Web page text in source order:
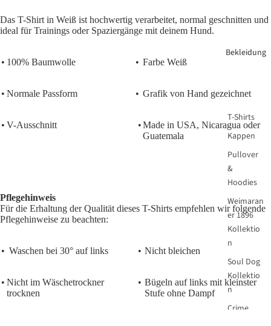
Bekleidung
T-Shirts
Kappen
Pullover
&
Hoodies
Weimaran
er 1896
Kollektio
n
Soul Dog
Kollektio
n
Crime
Das T-Shirt in Weiß ist hochwertig verarbeitet, normal geschnitten und
ideal für Trainings oder Spaziergänge mit deinem Hund.
• 100% Baumwolle • Farbe Weiß
• Normale Passform • Grafik von Hand gezeichnet
• V-Ausschnitt •Made in USA, Nicaragua oder
Guatemala
Pflegehinweis
Für die Erhaltung der Qualität dieses T-Shirts empfehlen wir folgende
Pflegehinweise zu beachten:
• Waschen bei 30° auf links • Nicht bleichen
• Nicht im Wäschetrockner
trocknen
• Bügeln auf links mit kleinster
Stufe ohne Dampf